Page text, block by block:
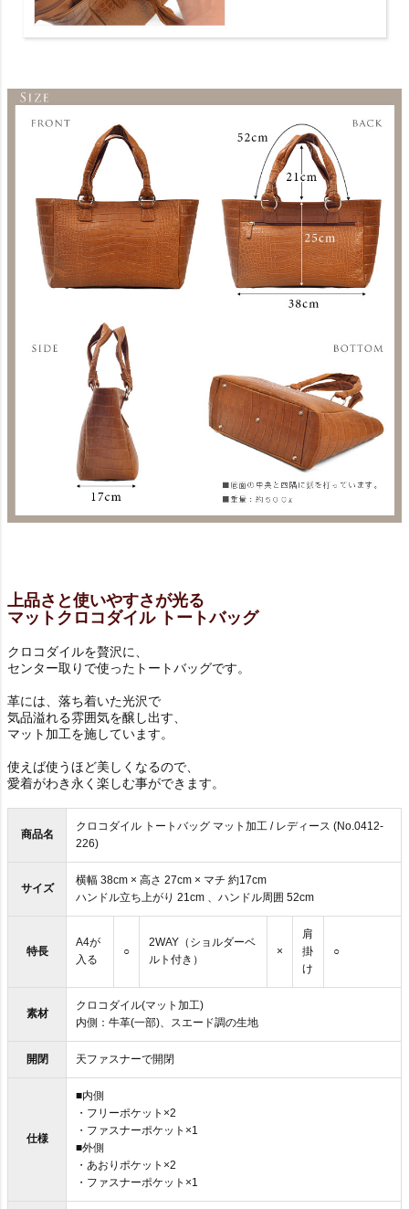
上品さと使いやすさが光る
マットクロコダイル トートバッグ
クロコダイルを贅沢に、
センター取りで使ったトートバッグです。
革には、落ち着いた光沢で
気品溢れる雰囲気を醸し出す、
マット加工を施しています。
使えば使うほど美しくなるので、
愛着がわき永く楽しむ事ができます。
商品名
クロコダイル トートバッグ マット加工 / レディース (No.0412-
226)
サイズ
横幅 38cm × 高さ 27cm × マチ 約17cm
ハンドル立ち上がり 21cm 、ハンドル周囲 52cm
特長
A4が
入る
○
2WAY（ショルダーベ
ルト付き）
×
肩
掛
け
○
素材
クロコダイル(マット加工)
内側：牛革(一部)、スエード調の生地
開閉 天ファスナーで開閉
仕様
■内側
・フリーポケット×2
・ファスナーポケット×1
■外側
・あおりポケット×2
・ファスナーポケット×1